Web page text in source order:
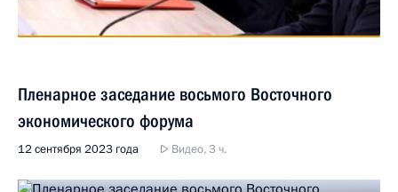
Пленарное заседание восьмого Восточного
экономического форума
12 сентября 2023 года Видео, 3 ч.